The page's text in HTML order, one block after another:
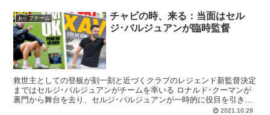
トップチーム
チャビの時、来る：当面はセル
ジ･バルジュアンが臨時監督
救世主としての登板が刻一刻と近づくクラブのレジェンド新監督決定
まではセルジ･バルジュアンがチームを率いる ロナルド･クーマンが
裏門から舞台を去り、セルジ･バルジュアンが一時的に役目を引き継
2021.10.29